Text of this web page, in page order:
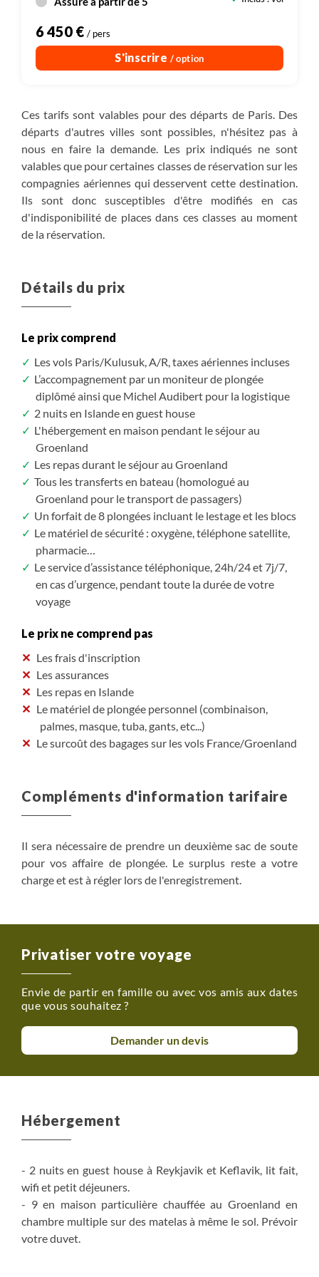
Notre guide est spécialiste de la destination et a
l’expérience pour gérer au mieux les retards et/ou
guide reste le seul juge de la situation sur le terrain et
vous êtes tenu de respecter et suivre ses décisions.
Ces conditions particulières font du Groenland l’une des
dernières terres vraiment sauvages de notre planète ou
le tourisme d’aventure reste très confidentiel. Partir sur
ces terres septentrionales est un privilège qui nécessite
un excellent sens d’adaptation qui feront toujours de ce
6 450 € / pers
S'inscrire / option
Ces tarifs sont valables pour des départs de Paris. Des
départs d'autres villes sont possibles, n'hésitez pas à
nous en faire la demande. Les prix indiqués ne sont
valables que pour certaines classes de réservation sur les
compagnies aériennes qui desservent cette destination.
Ils sont donc susceptibles d'être modifiés en cas
d'indisponibilité de places dans ces classes au moment
de la réservation.
Détails du prix
Le prix comprend
Les vols Paris/Kulusuk, A/R, taxes aériennes incluses
L’accompagnement par un moniteur de plongée
diplômé ainsi que Michel Audibert pour la logistique
2 nuits en Islande en guest house
L'hébergement en maison pendant le séjour au
Groenland
Les repas durant le séjour au Groenland
Tous les transferts en bateau (homologué au
Groenland pour le transport de passagers)
Un forfait de 8 plongées incluant le lestage et les blocs
Le matériel de sécurité : oxygène, téléphone satellite,
pharmacie…
Le service d’assistance téléphonique, 24h/24 et 7j/7,
en cas d’urgence, pendant toute la durée de votre
voyage
Le prix ne comprend pas
Les frais d'inscription
Les assurances
Les repas en Islande
Le matériel de plongée personnel (combinaison,
palmes, masque, tuba, gants, etc...)
Le surcoût des bagages sur les vols France/Groenland
Compléments d'information tarifaire
Il sera nécessaire de prendre un deuxième sac de soute
pour vos affaire de plongée. Le surplus reste a votre
charge et est à régler lors de l'enregistrement.
Privatiser votre voyage
Envie de partir en famille ou avec vos amis aux dates
que vous souhaitez ?
Demander un devis
Hébergement
- 2 nuits en guest house à Reykjavik et Keflavik, lit fait,
wifi et petit déjeuners.
- 9 en maison particulière chauffée au Groenland en
chambre multiple sur des matelas à même le sol. Prévoir
votre duvet.